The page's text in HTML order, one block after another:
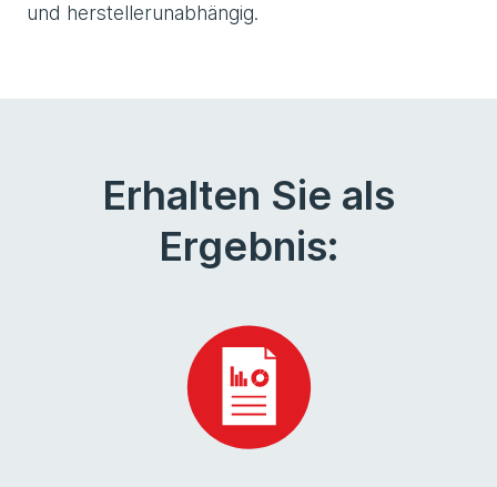
und herstellerunabhängig.
Erhalten Sie als
Ergebnis: